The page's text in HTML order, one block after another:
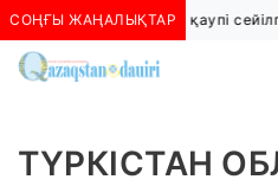
СОҢҒЫ ЖАҢАЛЫҚТАР
Алматыда көшкін қаупі
ТҮРКІСТАН